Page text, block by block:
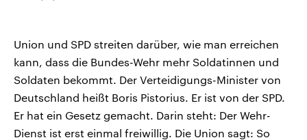
Union und SPD streiten darüber, wie man erreichen
kann, dass die Bundes-Wehr mehr Soldatinnen und
Soldaten bekommt. Der Verteidigungs-Minister von
Deutschland heißt Boris Pistorius. Er ist von der SPD.
Er hat ein Gesetz gemacht. Darin steht: Der Wehr-
Dienst ist erst einmal freiwillig. Die Union sagt: So